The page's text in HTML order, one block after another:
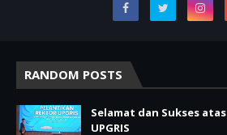
RANDOM POSTS
Selamat dan Sukses
UPGRIS